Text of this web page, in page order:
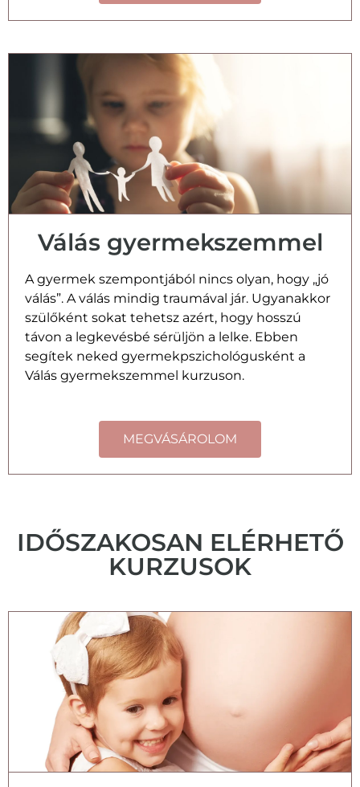
Válás gyermekszemmel
A gyermek szempontjából nincs olyan, hogy „jó
válás”. A válás mindig traumával jár. Ugyanakkor
szülőként sokat tehetsz azért, hogy hosszú
távon a legkevésbé sérüljön a lelke. Ebben
segítek neked gyermekpszichológusként a
Válás gyermekszemmel kurzuson.
MEGVÁSÁROLOM
IDŐSZAKOSAN ELÉRHETŐ
KURZUSOK